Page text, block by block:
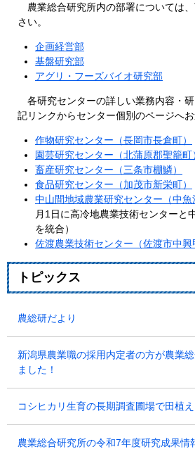
農業総合研究所内の部署については
さい。
企画経営部
基盤研究部
アグリ・フーズバイオ研究部
各研究センターの詳しい業務内容・
記リンクからセンター個別のページへお
作物研究センター（長岡市長倉町）
園芸研究センター（北蒲原郡聖籠町
畜産研究センター（三条市棚鱗）
食品研究センター（加茂市新栄町）
中山間地域農業研究センター（中魚
月1日に高冷地農業技術センターと
を統合）
佐渡農業技術センター（佐渡市中興
トピックス
農総研だより
新潟県農業職の採用内定者の方が農業
ました！
コシヒカリ生育の長期調査圃場で田植
農業総合研究所の令和7年度研究成果情